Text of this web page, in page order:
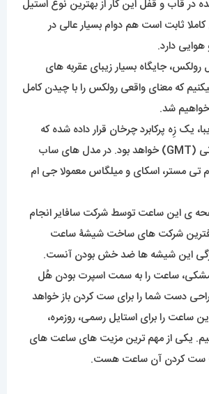
در قاب و قفل این کار از بهترین نوع استیل
ثابت است هم دوام بسیار عالی در
دارد.
جایگاه بسیار زیبای عقربه های
که معنای واقعی رولکس را با چیدن کامل
شد.
یک زِه پرکابرد چرخان قرار داده شده که
تفهیم کاربرد جی ام تی (GMT) خواهد بود. در مدل های ساب
تی مستر، اسکای و میلگاس معمولا جی ام
این ساعت توسط شرکت سافایر انجام
شرکت های ساخت شیشۀ ساعت
این شیشه ها ضد خش بودن آنست.
مشکی، ساعت را به سمت اسپرت بودن هُل
دست شما را برای ست کردن باز خواهد
را برای استایل رسمی، روزمره،
یکی از مهم ترین مزیت های ساعت های
ست کردن آن ساعت هست.